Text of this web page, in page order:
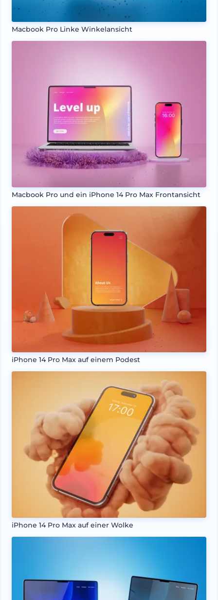
Macbook Pro Linke Winkelansicht
Macbook Pro und ein iPhone 14 Pro Max Frontansicht
iPhone 14 Pro Max auf einem Podest
iPhone 14 Pro Max auf einer Wolke